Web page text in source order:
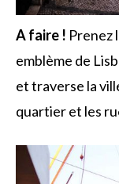
A faire ! Prenez
emblème de
et traverse la
quartier et les